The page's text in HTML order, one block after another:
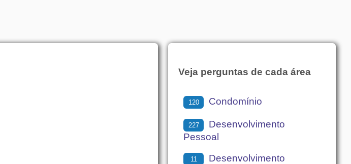
Veja perguntas de cada área
120 Condomínio
227
Desenvolvimento
Pessoal
11
Desenvolvimento